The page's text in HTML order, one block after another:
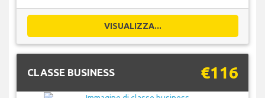
VISUALIZZA...
CLASSE BUSINESS €116